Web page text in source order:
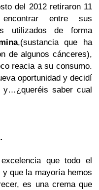
del 2012 retiraron 11
entre sus
utilizados de forma
,(sustancia que ha
de algunos cánceres),
reacia a su consumo.
oportunidad y decidí
y…¿queréis saber cual
que todo el
que la mayoría hemos
es una crema que